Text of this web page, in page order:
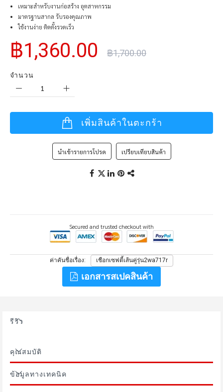
เหมาะสำหรับงานก่อสร้าง อุตสาหกรรม
มาตรฐานสากล รับรองคุณภาพ
ใช้งานง่าย ติดตั้งรวดเร็ว
฿1,360.00 ฿1,700.00
จำนวน
เพิ่มสินค้าในตะกร้า
นำเข้ารายการโปรด เปรียบเทียบสินค้า
Secured and trusted checkout with
ค่าคันชื่อเรื่อง เชือกเซฟตี้เส้นคู่รุ่น2wa717r
เอกสารสเปคสินค้า
รีวิว
คุณสมบัติ
ข้อมูลทางเทคนิค